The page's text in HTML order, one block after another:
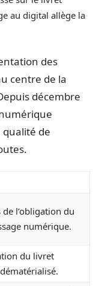
au digital allège la
des
centre de la
décembre
qualité de
l’obligation du
numérique.
du livret